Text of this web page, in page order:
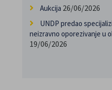
Aukcija 26/06/2026
UNDP predao
neizravno oporezivanje u
19/06/2026